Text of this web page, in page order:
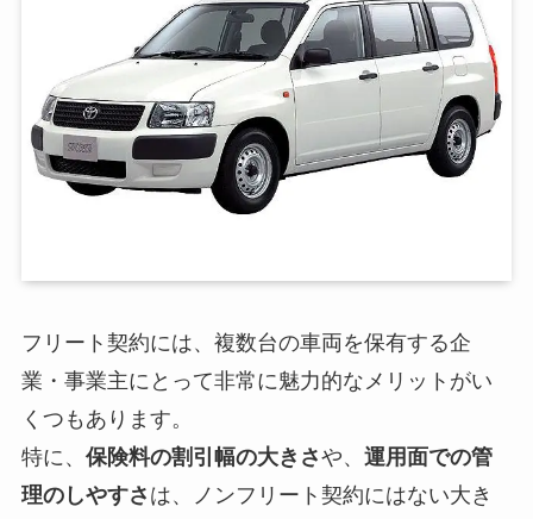
フリート契約には、複数台の車両を保有する企
業・事業主にとって非常に魅力的なメリットがい
くつもあります。
特に、 保険料の割引幅の大きさや、 運用面での管
理のしやすさ は、ノンフリート契約にはない大き